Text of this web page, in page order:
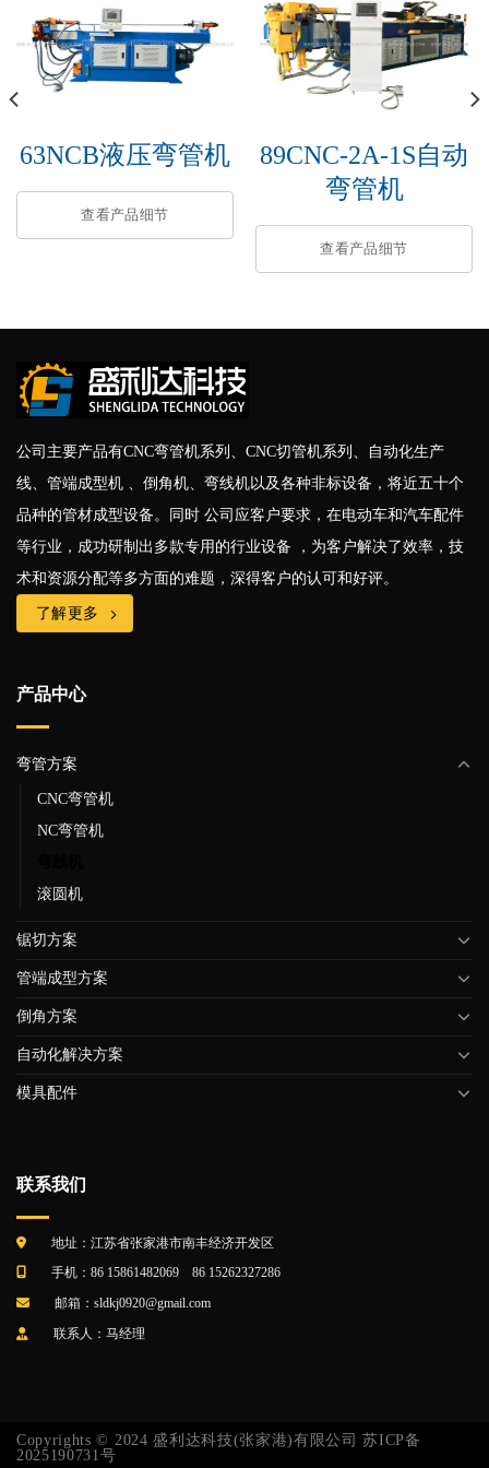
63NCB液压弯管机
查看产品细节
89CNC-2A-1S自动
弯管机
查看产品细节
公司主要产品有CNC弯管机系列、CNC切管机系列、自动化生产
线、管端成型机 、倒角机、弯线机以及各种非标设备，将近五十个
品种的管材成型设备。同时 公司应客户要求，在电动车和汽车配件
等行业，成功研制出多款专用的行业设备 ，为客户解决了效率，技
术和资源分配等多方面的难题，深得客户的认可和好评。
了解更多
产品中心
弯管方案
CNC弯管机
NC弯管机
滚圆机
锯切方案
管端成型方案
倒角方案
自动化解决方案
模具配件
联系我们
地址：江苏省张家港市南丰经济开发区
手机：86 15861482069 86 15262327286
邮箱：sldkj0920@gmail.com
联系人：马经理
Copyrights © 2024 盛利达科技(张家港)有限公司苏ICP备
2025190731号